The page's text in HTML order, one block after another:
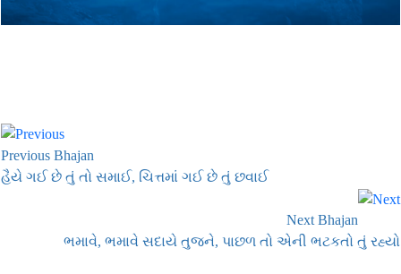
Previous Bhajan
હૈયે ગઈ છે તું તો સમાઈ, ચિત્તમાં ગઈ છે તું છવાઈ
Next Bhajan
ભમાવે, ભમાવે સદાયે તુજને, પાછળ તો એની ભટકતો તું રહ્યો